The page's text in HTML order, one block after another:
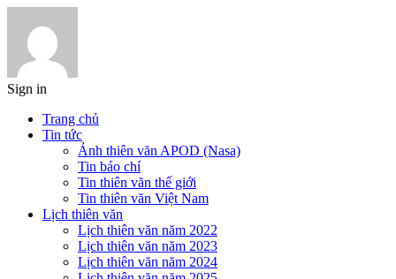
Sign in
Trang chủ
Tin tức
Ảnh thiên văn APOD (Nasa)
Tin báo chí
Tin thiên văn thế giới
Tin thiên văn Việt Nam
Lịch thiên văn
Lịch thiên văn năm 2022
Lịch thiên văn năm 2023
Lịch thiên văn năm 2024